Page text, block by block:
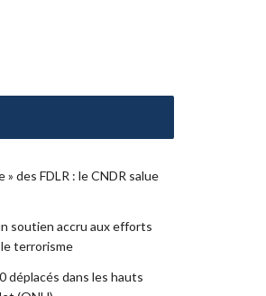
des FDLR : le CNDR salue
soutien accru aux efforts
terrorisme
déplacés dans les hauts